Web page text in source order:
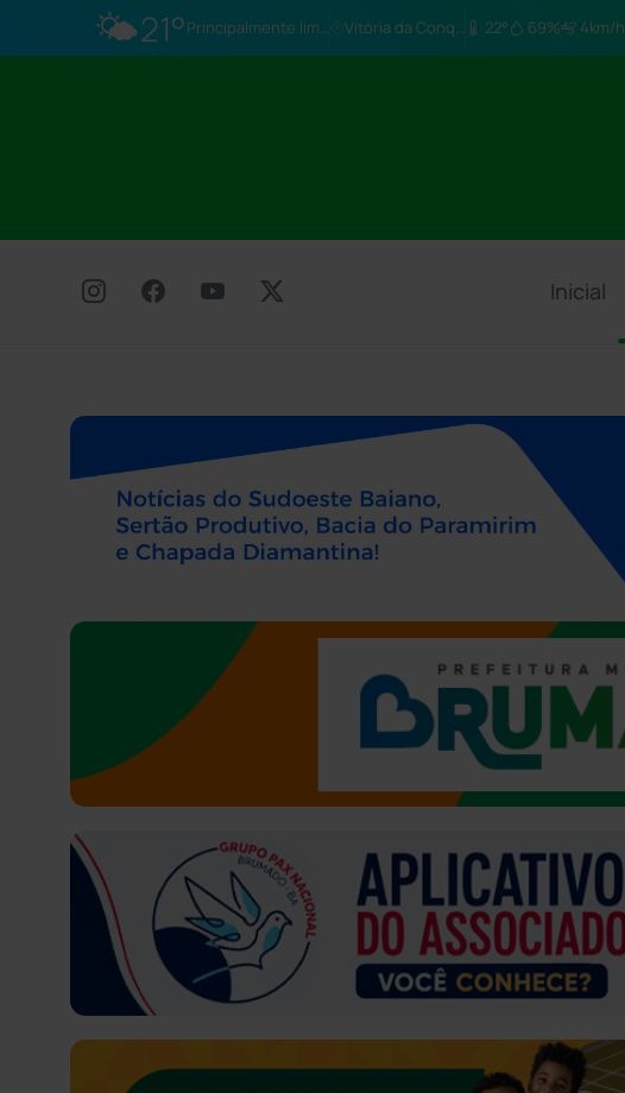
🌤️21° Principalmente limpo Vitória da Conq… 22° 69% 4km/h
Inicial